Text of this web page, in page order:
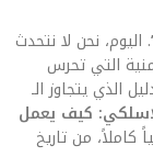
. اليوم، نحن لا نتحدث
التي تحرس
الذي يتجاوز الـ
كيف يعمل
كاملاً، من تاريخ